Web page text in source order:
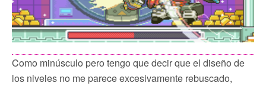
Como minúsculo pero tengo que decir que el diseño de
los niveles no me parece excesivamente rebuscado,